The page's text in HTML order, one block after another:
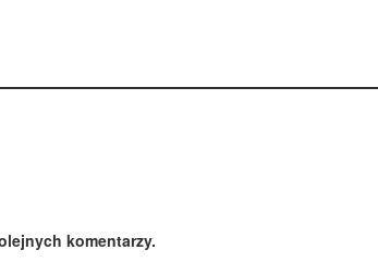
komentarzy.